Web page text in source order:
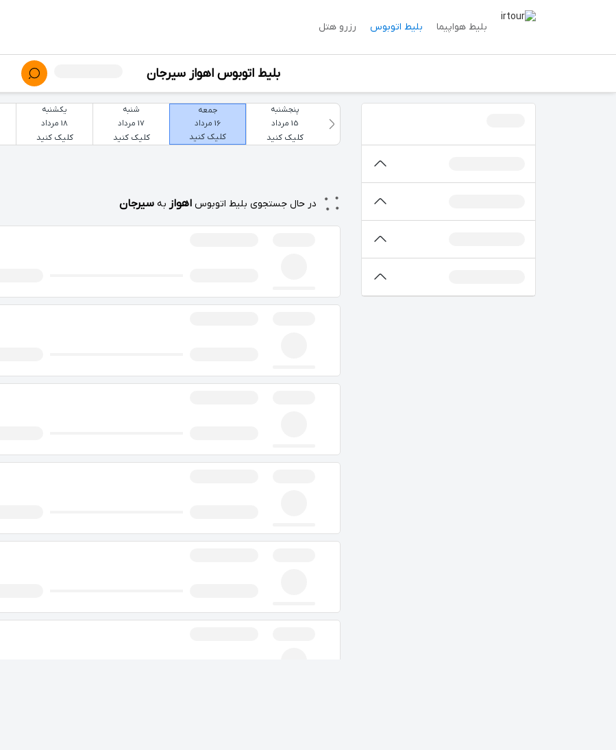
بلیط هواپیما بلیط اتوبوس رزرو هتل
بلیط اتوبوس اهواز سیرجان
پنجشنبه
15 مرداد
کلیک کنید
جمعه
16 مرداد
کلیک کنید
شنبه
17 مرداد
کلیک کنید
یکشنبه
18 مرداد
کلیک کنید
در حال جستجوی بلیط اتوبوس اهواز به سیرجان